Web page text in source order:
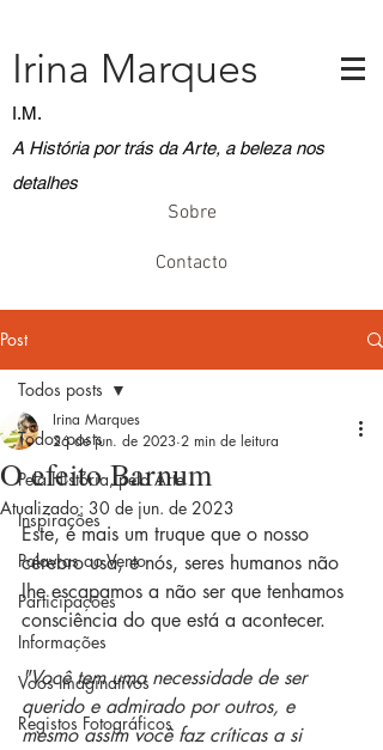
A História por trás da Arte, a beleza nos
detalhes
Irina Marques
I.M.
Sobre
Contacto
Post
Todos posts
Pela História, pela Arte
Inspirações
Palavras ao Vento
Participações
Informações
Voos Imaginativos
Registos Fotográficos
Todos posts
O efeito Barnum
Irina Marques
26 de jun. de 2023 2 min de leitura
Atualizado: 30 de jun. de 2023
Este, é mais um truque que o nosso
cérebro usa, e nós, seres humanos não
lhe escapamos a não ser que tenhamos
consciência do que está a acontecer.
"Você tem uma necessidade de ser
querido e admirado por outros, e
mesmo assim você faz críticas a si